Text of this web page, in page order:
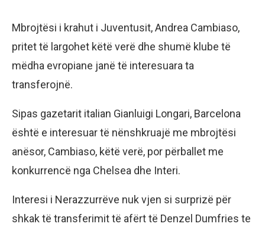
Mbrojtësi i krahut i Juventusit, Andrea Cambiaso,
pritet të largohet këtë verë dhe shumë klube të
mëdha evropiane janë të interesuara ta
transferojnë.
Sipas gazetarit italian Gianluigi Longari, Barcelona
është e interesuar të nënshkruajë me mbrojtësi
anësor, Cambiaso, këtë verë, por përballet me
konkurrencë nga Chelsea dhe Interi.
Interesi i Nerazzurrëve nuk vjen si surprizë për
shkak të transferimit të afërt të Denzel Dumfries te